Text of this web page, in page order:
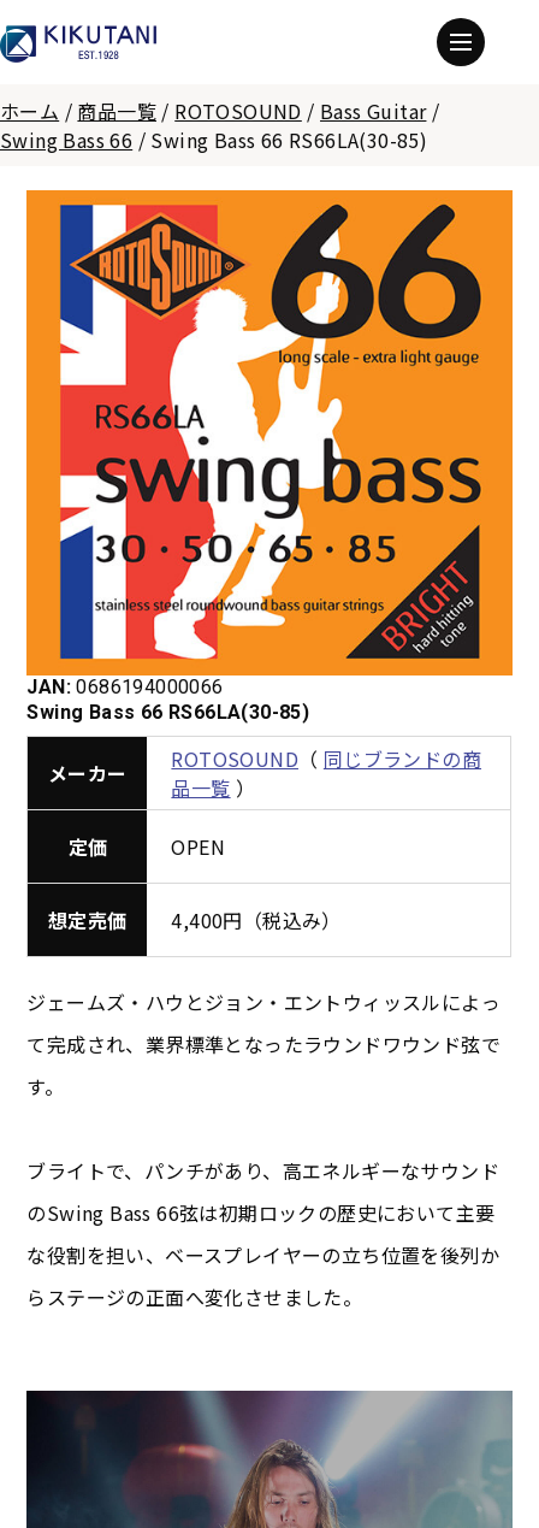
ホーム / 商品一覧 / ROTOSOUND / Bass Guitar/
Swing Bass 66 / Swing Bass 66 RS66LA(30-85)
JAN: 0686194000066
Swing Bass 66 RS66LA(30-85)
メーカー ROTOSOUND （ 同じブランドの商
品一覧 ）
定価 OPEN
想定売価 4,400円（税込み）
ジェームズ・ハウとジョン・エントウィッスルによっ
て完成され、業界標準となったラウンドワウンド弦で
す。
ブライトで、パンチがあり、高エネルギーなサウンド
のSwing Bass 66弦は初期ロックの歴史において主要
な役割を担い、ベースプレイヤーの立ち位置を後列か
らステージの正面へ変化させました。